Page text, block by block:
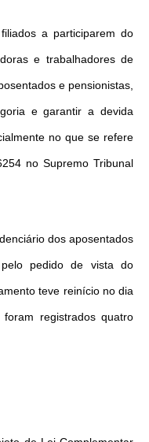
a participarem do
e trabalhadores de
e pensionistas,
e garantir a devida
no que se refere
no Supremo Tribunal
dos aposentados
pedido de vista do
teve reinício no dia
registrados quatro